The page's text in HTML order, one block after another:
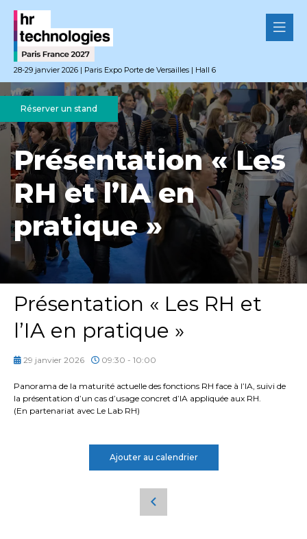
28-29 janvier 2026 | Paris Expo Porte de Versailles | Hall 6
Réserver un stand
Présentation « Les
RH et l’IA en
pratique »
Présentation « Les RH et
l’IA en pratique »
29 janvier 2026 09:30 - 10:00
Panorama de la maturité actuelle des fonctions RH face à l’IA, suivi de
la présentation d’un cas d’usage concret d’IA appliquée aux RH.
(En partenariat avec Le Lab RH)
Ajouter au calendrier